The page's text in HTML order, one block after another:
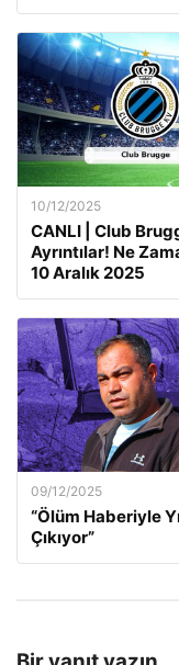
10/12/2025
CANLI | Club
Ayrıntılar! Ne
10 Aralık 2025
09/12/2025
“Ölüm Haberiyle
Çıkıyor”